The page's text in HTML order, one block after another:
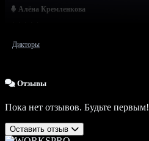
Алёна Кремленкова
Дикторы
Отзывы
Пока нет отзывов. Будьте первым!
Оставить отзыв